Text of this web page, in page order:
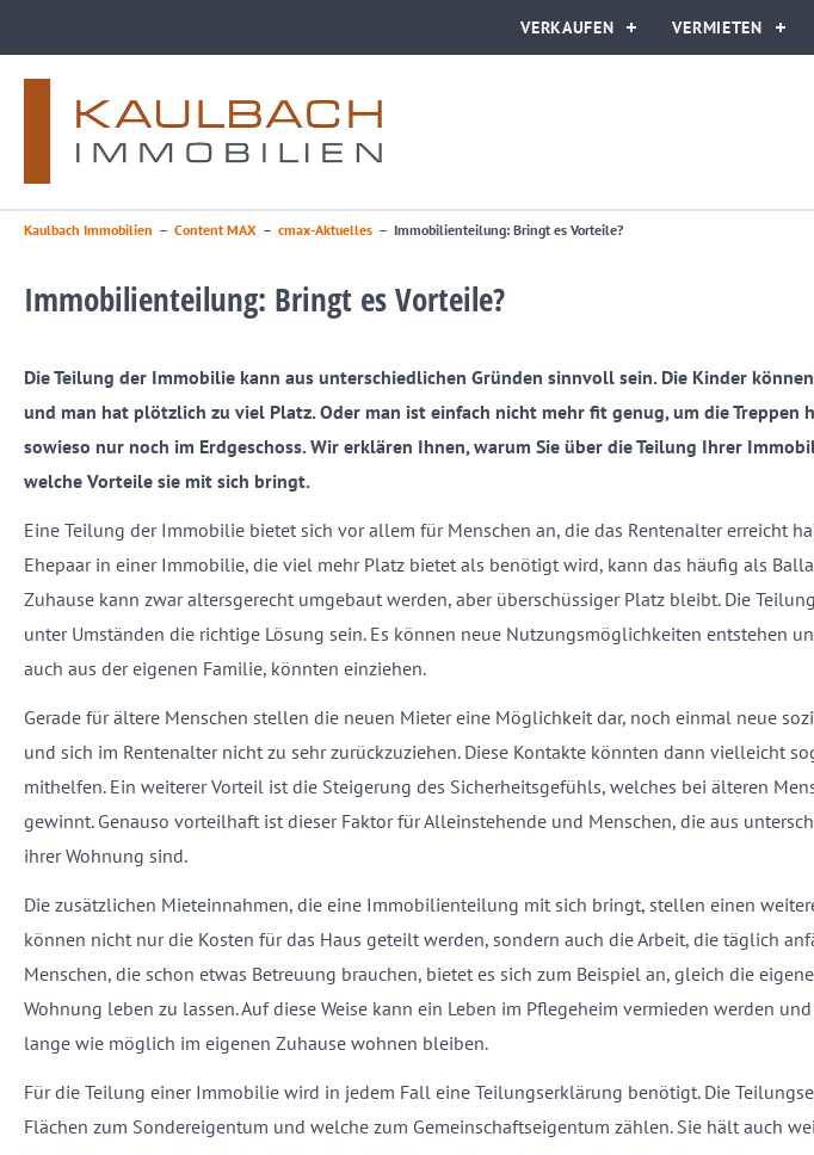
VERKAUFEN VERMIETEN
Kaulbach Immobilien – Content MAX – cmax-Aktuelles – Immobilienteilung: Bringt es Vorteile?
Immobilienteilung: Bringt es Vorteile?
Die Teilung der Immobilie kann aus unterschiedlichen Gründen sinnvoll sein. Die Kinder
und man hat plötzlich zu viel Platz. Oder man ist einfach nicht mehr fit genug, um die Treppen
sowieso nur noch im Erdgeschoss. Wir erklären Ihnen, warum Sie über die Teilung Ihrer
welche Vorteile sie mit sich bringt.
Eine Teilung der Immobilie bietet sich vor allem für Menschen an, die das Rentenalter erreicht
Ehepaar in einer Immobilie, die viel mehr Platz bietet als benötigt wird, kann das häufig als
Zuhause kann zwar altersgerecht umgebaut werden, aber überschüssiger Platz bleibt. Die
unter Umständen die richtige Lösung sein. Es können neue Nutzungsmöglichkeiten entstehen
auch aus der eigenen Familie, könnten einziehen.
Gerade für ältere Menschen stellen die neuen Mieter eine Möglichkeit dar, noch einmal neue
und sich im Rentenalter nicht zu sehr zurückzuziehen. Diese Kontakte könnten dann vielleicht
mithelfen. Ein weiterer Vorteil ist die Steigerung des Sicherheitsgefühls, welches bei älteren
gewinnt. Genauso vorteilhaft ist dieser Faktor für Alleinstehende und Menschen, die aus
ihrer Wohnung sind.
Die zusätzlichen Mieteinnahmen, die eine Immobilienteilung mit sich bringt, stellen einen
können nicht nur die Kosten für das Haus geteilt werden, sondern auch die Arbeit, die täglich
Menschen, die schon etwas Betreuung brauchen, bietet es sich zum Beispiel an, gleich die
Wohnung leben zu lassen. Auf diese Weise kann ein Leben im Pflegeheim vermieden werden
lange wie möglich im eigenen Zuhause wohnen bleiben.
Für die Teilung einer Immobilie wird in jedem Fall eine Teilungserklärung benötigt. Die
Flächen zum Sondereigentum und welche zum Gemeinschaftseigentum zählen. Sie hält auch